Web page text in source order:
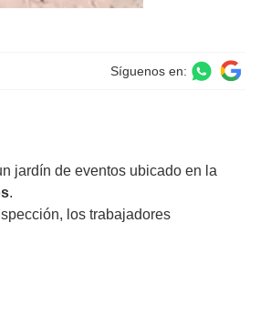
Síguenos en:
jardín de eventos ubicado en la
.
los trabajadores